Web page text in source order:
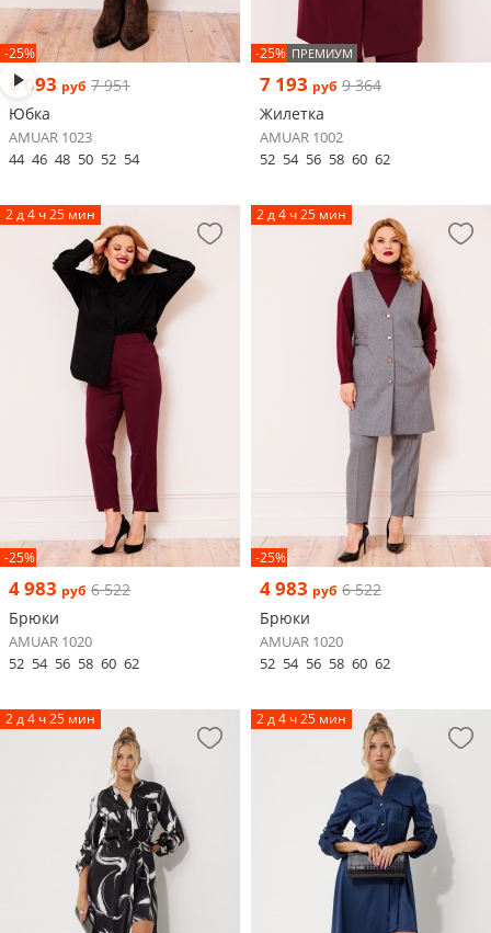
-25%
6 093 руб 7 951
Юбка
AMUAR 1023
44 46 48 50 52 54
-25% ПРЕМИУМ
7 193 руб 9 364
Жилетка
AMUAR 1002
52 54 56 58 60 62
2 д 4 ч 25 мин
-25%
4 983 руб 6 522
Брюки
AMUAR 1020
52 54 56 58 60 62
2 д 4 ч 25 мин
-25%
4 983 руб 6 522
Брюки
AMUAR 1020
52 54 56 58 60 62
2 д 4 ч 25 мин 2 д 4 ч 25 мин